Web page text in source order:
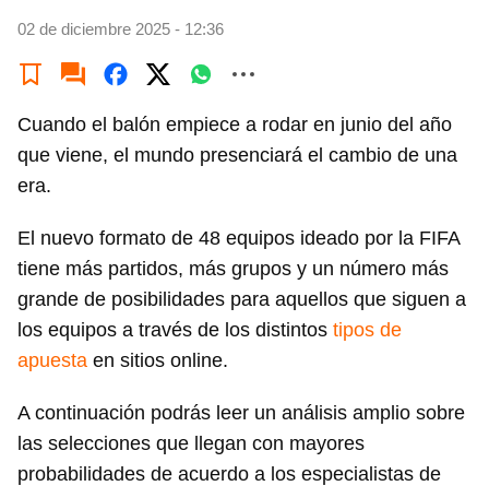
02 de diciembre 2025 - 12:36
Cuando el balón empiece a rodar en junio del año
que viene, el mundo presenciará el cambio de una
era.
El nuevo formato de 48 equipos ideado por la FIFA
tiene más partidos, más grupos y un número más
grande de posibilidades para aquellos que siguen a
los equipos a través de los distintos tipos de
apuesta en sitios online.
A continuación podrás leer un análisis amplio sobre
las selecciones que llegan con mayores
probabilidades de acuerdo a los especialistas de